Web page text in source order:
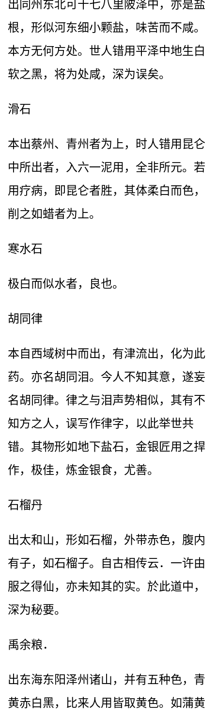
出同州东北可十七八里陂泽中，亦是盐
根，形似河东细小颗盐，味苦而不咸。
本方无何方处。世人错用平泽中地生白
软之黑，将为处咸，深为误矣。
滑石
本出蔡州、青州者为上，时人错用昆仑
中所出者，入六一泥用，全非所元。若
用疗病，即昆仑者胜，其体柔白而色，
削之如蜡者为上。
寒水石
极白而似水者，良也。
胡同律
本自西域树中而出，有津流出，化为此
药。亦名胡同泪。今人不知其意，遂妄
名胡同律。律之与泪声势相似，其有不
知方之人，误写作律字，以此举世共
错。其物形如地下盐石，金银匠用之捍
作，极佳，炼金银食，尤善。
石榴丹
出太和山，形如石榴，外带赤色，腹内
有子，如石榴子。自古相传云．一许由
服之得仙，亦未知其的实。於此道中，
深为秘要。
禹余粮．
出东海东阳泽州诸山，并有五种色，青
黄赤白黑，比来人用皆取黄色。如蒲黄